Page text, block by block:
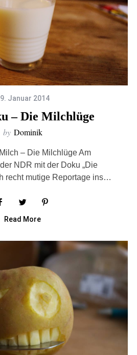
Januar 2014
– Die Milchlüge
by Dominik
– Die Milchlüge Am
NDR mit der Doku „Die
recht mutige Reportage ins…
Read More